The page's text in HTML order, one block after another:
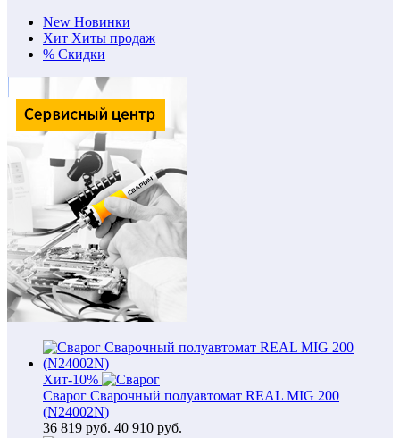
New Новинки
Хит Хиты продаж
% Скидки
Хит-10%
Сварог Сварочный полуавтомат REAL MIG 200
(N24002N)
36 819 руб. 40 910 руб.